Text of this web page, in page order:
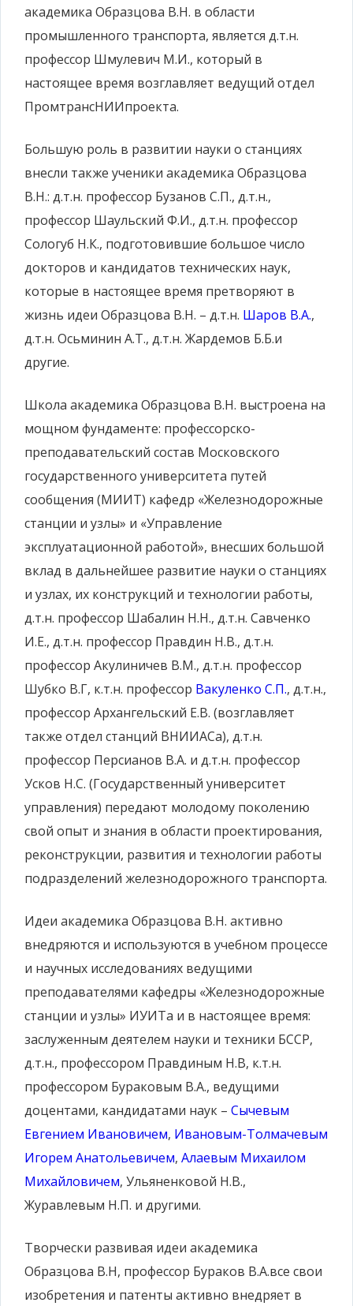
академика Образцова В.Н. в области
промышленного транспорта, является д.т.н.
профессор Шмулевич М.И., который в
настоящее время возглавляет ведущий отдел
ПромтрансНИИпроекта.
Большую роль в развитии науки о станциях
внесли также ученики академика Образцова
В.Н.: д.т.н. профессор Бузанов С.П., д.т.н.,
профессор Шаульский Ф.И., д.т.н. профессор
Сологуб Н.К., подготовившие большое число
докторов и кандидатов технических наук,
которые в настоящее время претворяют в
жизнь идеи Образцова В.Н. – д.т.н. Шаров В.А.,
д.т.н. Осьминин А.Т., д.т.н. Жардемов Б.Б.и
другие.
Школа академика Образцова В.Н. выстроена на
мощном фундаменте: профессорско-
преподавательский состав Московского
государственного университета путей
сообщения (МИИТ) кафедр «Железнодорожные
станции и узлы» и «Управление
эксплуатационной работой», внесших большой
вклад в дальнейшее развитие науки о станциях
и узлах, их конструкций и технологии работы,
д.т.н. профессор Шабалин Н.Н., д.т.н. Савченко
И.Е., д.т.н. профессор Правдин Н.В., д.т.н.
профессор Акулиничев В.М., д.т.н. профессор
Шубко В.Г, к.т.н. профессор Вакуленко С.П., д.т.н.,
профессор Архангельский Е.В. (возглавляет
также отдел станций ВНИИАСа), д.т.н.
профессор Персианов В.А. и д.т.н. профессор
Усков Н.С. (Государственный университет
управления) передают молодому поколению
свой опыт и знания в области проектирования,
реконструкции, развития и технологии работы
подразделений железнодорожного транспорта.
Идеи академика Образцова В.Н. активно
внедряются и используются в учебном процессе
и научных исследованиях ведущими
преподавателями кафедры «Железнодорожные
станции и узлы» ИУИТа и в настоящее время:
заслуженным деятелем науки и техники БССР,
д.т.н., профессором Правдиным Н.В, к.т.н.
профессором Бураковым В.А., ведущими
доцентами, кандидатами наук – Сычевым
Евгением Ивановичем, Ивановым-Толмачевым
Игорем Анатольевичем, Алаевым Михаилом
Михайловичем, Ульяненковой Н.В.,
Журавлевым Н.П. и другими.
Творчески развивая идеи академика
Образцова В.Н, профессор Бураков В.А.все свои
изобретения и патенты активно внедряет в